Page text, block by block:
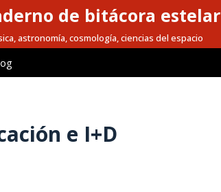
de bitácora estelar
astronomía, cosmología, ciencias del espacio
e I+D